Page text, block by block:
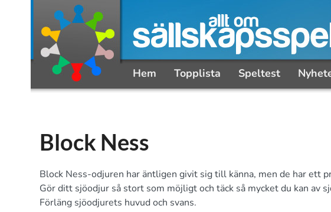
Hem Topplista Speltest
Block Ness
Block Ness-odjuren har äntligen givit sig till känna, men de har ett
Gör ditt sjöodjur så stort som möjligt och täck så mycket du kan av
Förläng sjöodjurets huvud och svans.